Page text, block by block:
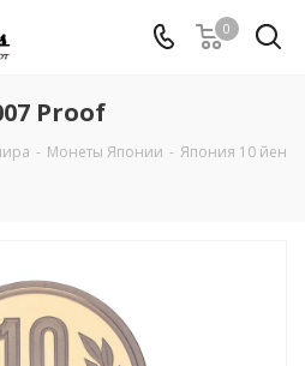
0
Proof
- Монеты Японии - Япония 10 йен